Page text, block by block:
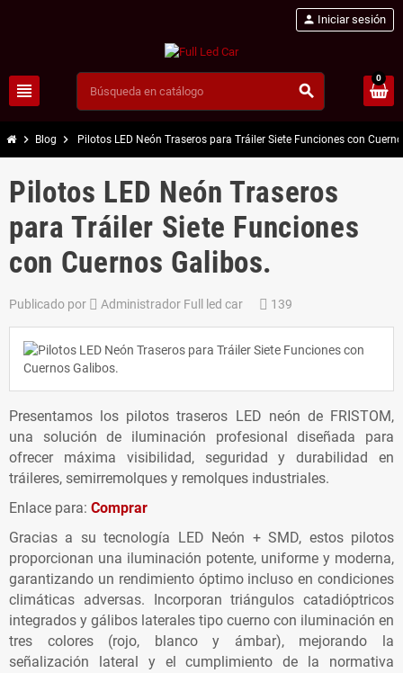
view_headline search
person Iniciar sesión
0
chevron_right Blog chevron_right Pilotos LED Neón Traseros para Tráiler Siete Funciones con
Pilotos LED Neón Traseros
para Tráiler Siete Funciones
con Cuernos Galibos.
Publicado por Administrador Full led car 139
Presentamos los pilotos traseros LED neón de FRISTOM,
una solución de iluminación profesional diseñada para
ofrecer máxima visibilidad, seguridad y durabilidad en
tráileres, semirremolques y remolques industriales.
Enlace para: Comprar
Gracias a su tecnología LED Neón + SMD, estos pilotos
proporcionan una iluminación potente, uniforme y moderna,
garantizando un rendimiento óptimo incluso en condiciones
climáticas adversas. Incorporan triángulos catadióptricos
integrados y gálibos laterales tipo cuerno con iluminación en
tres colores (rojo, blanco y ámbar), mejorando la
señalización lateral y el cumplimiento de la normativa